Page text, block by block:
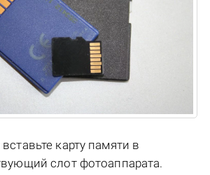
карту памяти в
слот фотоаппарата.